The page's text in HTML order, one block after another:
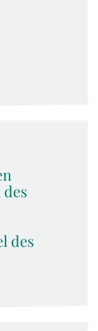
des